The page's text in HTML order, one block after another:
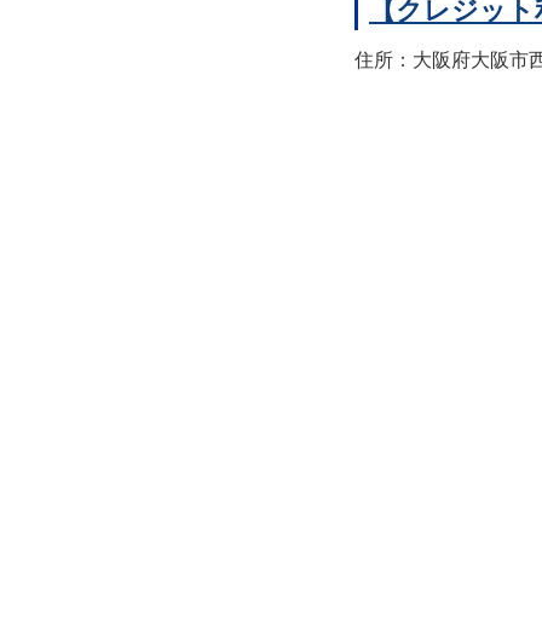
【クレジッ
住所：大阪府大阪市